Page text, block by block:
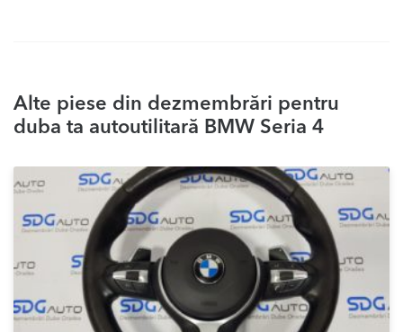
Alte piese din dezmembrări pentru
duba ta autoutilitară BMW Seria 4